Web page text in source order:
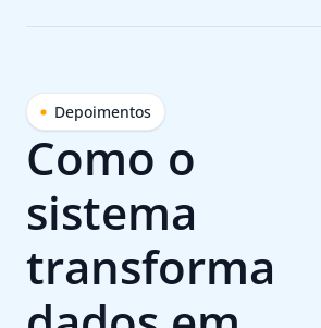
Depoimentos
Como o
sistema
transforma